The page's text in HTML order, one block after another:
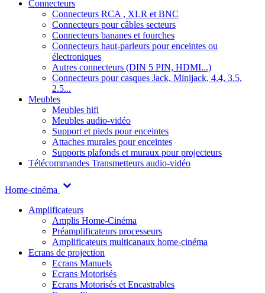
Connecteurs
Connecteurs RCA , XLR et BNC
Connecteurs pour câbles secteurs
Connecteurs bananes et fourches
Connecteurs haut-parleurs pour enceintes ou
électroniques
Autres connecteurs (DIN 5 PIN, HDMI...)
Connecteurs pour casques Jack, Minijack, 4.4, 3.5,
2.5...
Meubles
Meubles hifi
Meubles audio-vidéo
Support et pieds pour enceintes
Attaches murales pour enceintes
Supports plafonds et muraux pour projecteurs
Télécommandes Transmetteurs audio-vidéo
Home-cinéma
Amplificateurs
Amplis Home-Cinéma
Préamplificateurs processeurs
Amplificateurs multicanaux home-cinéma
Ecrans de projection
Ecrans Manuels
Ecrans Motorisés
Ecrans Motorisés et Encastrables